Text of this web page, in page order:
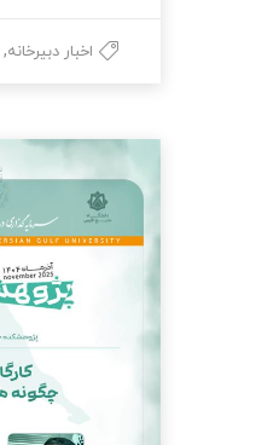
اخبار دبیرخانه,